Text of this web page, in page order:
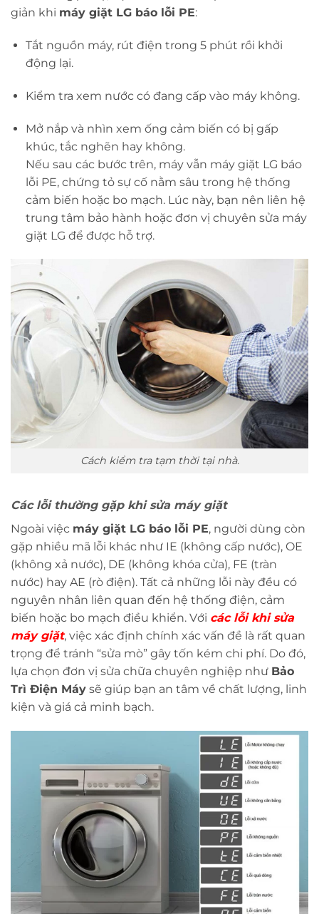
giản khi máy giặt LG báo lỗi PE:
Tắt nguồn máy, rút điện trong 5 phút rồi khởi
động lại.
Kiểm tra xem nước có đang cấp vào máy không.
Mở nắp và nhìn xem ống cảm biến có bị gấp
khúc, tắc nghẽn hay không.
Nếu sau các bước trên, máy vẫn máy giặt LG báo
lỗi PE, chứng tỏ sự cố nằm sâu trong hệ thống
cảm biến hoặc bo mạch. Lúc này, bạn nên liên hệ
trung tâm bảo hành hoặc đơn vị chuyên sửa máy
giặt LG để được hỗ trợ.
Cách kiểm tra tạm thời tại nhà.
Các lỗi thường gặp khi sửa máy giặt
Ngoài việc máy giặt LG báo lỗi PE, người dùng còn
gặp nhiều mã lỗi khác như IE (không cấp nước), OE
(không xả nước), DE (không khóa cửa), FE (tràn
nước) hay AE (rò điện). Tất cả những lỗi này đều có
nguyên nhân liên quan đến hệ thống điện, cảm
biến hoặc bo mạch điều khiển. Với các lỗi khi sửa
máy giặt, việc xác định chính xác vấn đề là rất quan
trọng để tránh “sửa mò” gây tốn kém chi phí. Do đó,
lựa chọn đơn vị sửa chữa chuyên nghiệp như Bảo
Trì Điện Máy sẽ giúp bạn an tâm về chất lượng, linh
kiện và giá cả minh bạch.